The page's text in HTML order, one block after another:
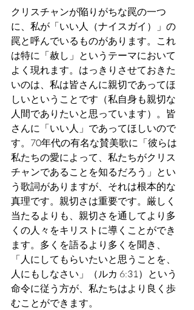
クリスチャンが陥りがちな罠の一つ
に、私が「いい人（ナイスガイ）」の
罠と呼んでいるものがあります。これ
は特に「赦し」というテーマにおいて
よく現れます。はっきりさせておきた
いのは、私は皆さんに親切であってほ
しいということです（私自身も親切な
人間でありたいと思っています）。皆
さんに「いい人」であってほしいので
す。70年代の有名な賛美歌に「彼らは
私たちの愛によって、私たちがクリス
チャンであることを知るだろう」とい
う歌詞がありますが、それは根本的な
真理です。親切さは重要です。厳しく
当たるよりも、親切さを通してより多
くの人々をキリストに導くことができ
ます。多くを語るより多くを聞き、
「人にしてもらいたいと思うことを、
人にもしなさい」（ルカ 6:31）という
命令に従う方が、私たちはより良く歩
むことができます。